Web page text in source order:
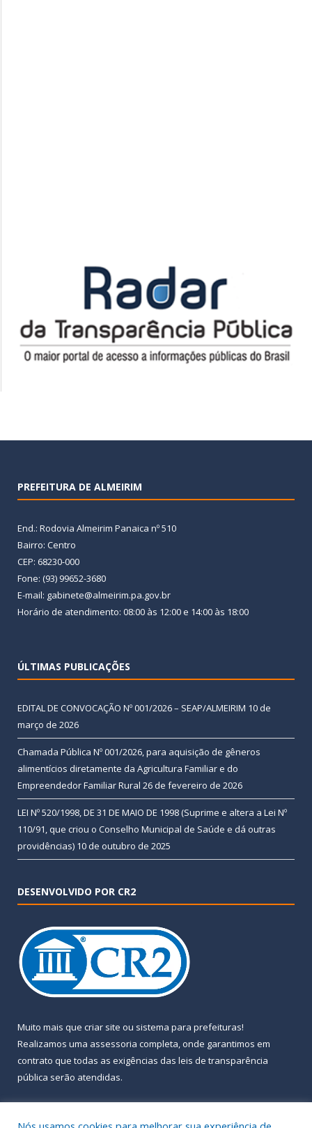
PREFEITURA DE ALMEIRIM
End.: Rodovia Almeirim Panaica nº 510
Bairro: Centro
CEP: 68230-000
Fone: (93) 99652-3680
E-mail: gabinete@almeirim.pa.gov.br
Horário de atendimento: 08:00 às 12:00 e 14:00 às 18:00
ÚLTIMAS PUBLICAÇÕES
EDITAL DE CONVOCAÇÃO Nº 001/2026 – SEAP/ALMEIRIM 10 de
março de 2026
Chamada Pública Nº 001/2026, para aquisição de gêneros
alimentícios diretamente da Agricultura Familiar e do
Empreendedor Familiar Rural 26 de fevereiro de 2026
LEI Nº 520/1998, DE 31 DE MAIO DE 1998 (Suprime e altera a Lei Nº
110/91, que criou o Conselho Municipal de Saúde e dá outras
providências) 10 de outubro de 2025
DESENVOLVIDO POR CR2
Muito mais que criar site ou sistema para prefeituras!
Realizamos uma assessoria completa, onde garantimos em
contrato que todas as exigências das leis de transparência
pública serão atendidas.